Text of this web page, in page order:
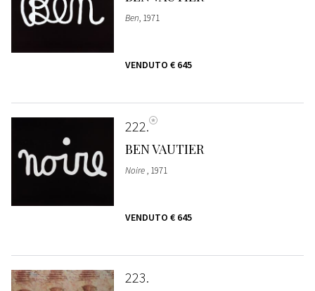
Ben, 1971
VENDUTO € 645
222
BEN VAUTIER
Noire, 1971
VENDUTO € 645
223